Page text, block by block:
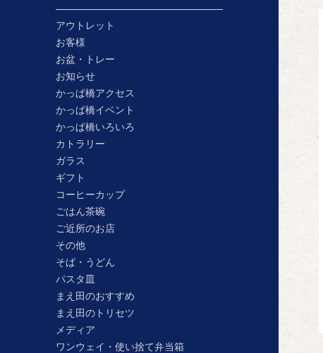
アウトレット
お客様
お盆・トレー
お知らせ
かっぱ橋アクセス
かっぱ橋イベント
かっぱ橋いろいろ
カトラリー
ガラス
ギフト
コーヒーカップ
ごはん茶碗
ご近所のお店
その他
そば・うどん
パスタ皿
まえ田のおすすめ
まえ田のトリセツ
メディア
ワンウェイ・使い捨て弁当箱